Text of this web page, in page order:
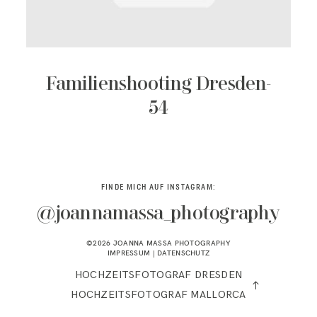
Familienshooting Dresden-
54
FINDE MICH AUF INSTAGRAM:
@joannamassa_photography
©2026 JOANNA MASSA PHOTOGRAPHY
IMPRESSUM | DATENSCHUTZ
HOCHZEITSFOTOGRAF DRESDEN
HOCHZEITSFOTOGRAF MALLORCA